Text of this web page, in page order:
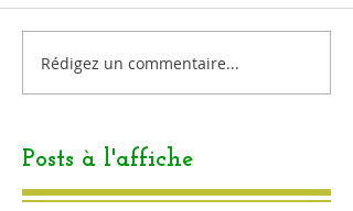
Rédigez un commentaire...
Posts à l'affiche